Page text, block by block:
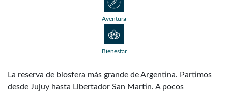
Aventura
Bienestar
La reserva de biosfera más grande de Argentina. Partimos
desde Jujuy hasta Libertador San Martin. A pocos